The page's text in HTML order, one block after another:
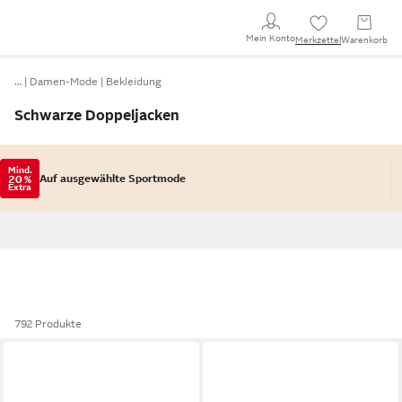
Mein KontoMerkzettel Warenkorb
… Damen-Mode Bekleidung
Schwarze Doppeljacken
Mind.
20 %
Extra
Auf ausgewählte Sportmode
792 Produkte